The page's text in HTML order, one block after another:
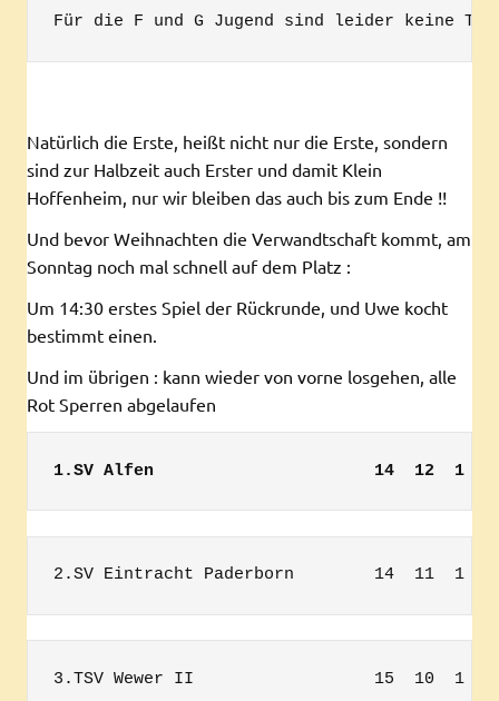
Für die F und G Jugend sind leider keine
Natürlich die Erste, heißt nicht nur die Erste, sondern
sind zur Halbzeit auch Erster und damit Klein
Hoffenheim, nur wir bleiben das auch bis zum Ende !!
Und bevor Weihnachten die Verwandtschaft kommt, am
Sonntag noch mal schnell auf dem Platz :
Um 14:30 erstes Spiel der Rückrunde, und Uwe kocht
bestimmt einen.
Und im übrigen : kann wieder von vorne losgehen, alle
Rot Sperren abgelaufen
1.SV Alfen                      14  12  1
2.SV Eintracht Paderborn        14  11  1
3.TSV Wewer II                  15  10  1